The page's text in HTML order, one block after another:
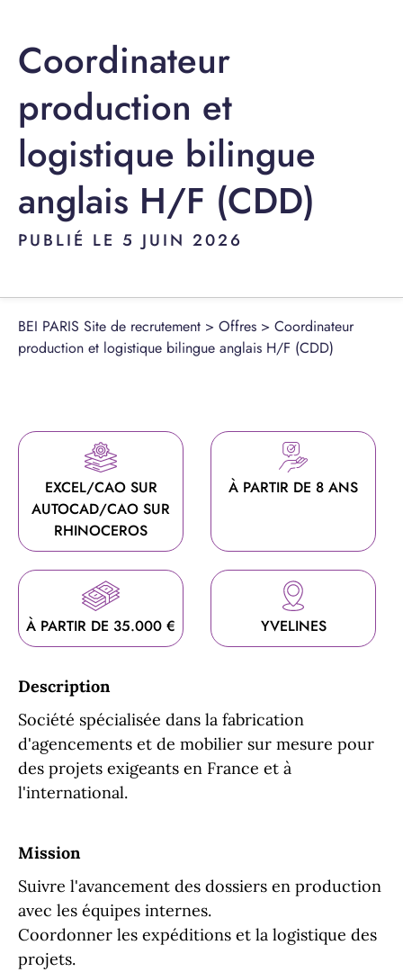
Coordinateur
production et
logistique bilingue
anglais H/F (CDD)
PUBLIÉ LE 5 JUIN 2026
BEI PARIS Site de recrutement > Offres > Coordinateur
production et logistique bilingue anglais H/F (CDD)
EXCEL/CAO SUR
AUTOCAD/CAO SUR
RHINOCEROS
À PARTIR DE 8 ANS
À PARTIR DE 35.000 € YVELINES
Description
Société spécialisée dans la fabrication
d'agencements et de mobilier sur mesure pour
des projets exigeants en France et à
l'international.
Mission
Suivre l'avancement des dossiers en production
avec les équipes internes.
Coordonner les expéditions et la logistique des
projets.